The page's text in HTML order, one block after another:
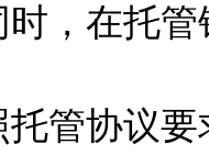
，在托
协议要